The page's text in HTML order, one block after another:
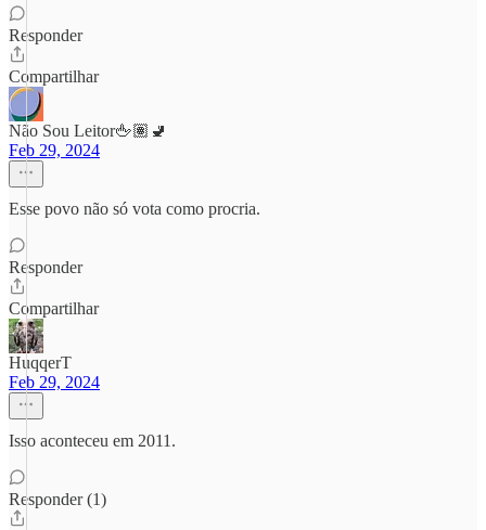
Responder
Compartilhar
Não Sou Leitor🖕🏽🚽
Feb 29, 2024
Esse povo não só vota como procria.
Responder
Compartilhar
HuqqerT
Feb 29, 2024
Isso aconteceu em 2011.
Responder (1)